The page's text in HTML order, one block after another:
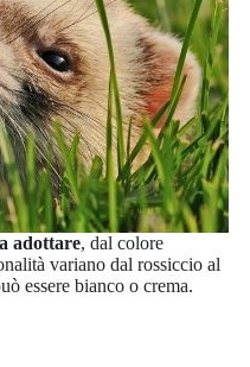
adottare, dal colore
variano dal rossiccio al
essere bianco o crema.